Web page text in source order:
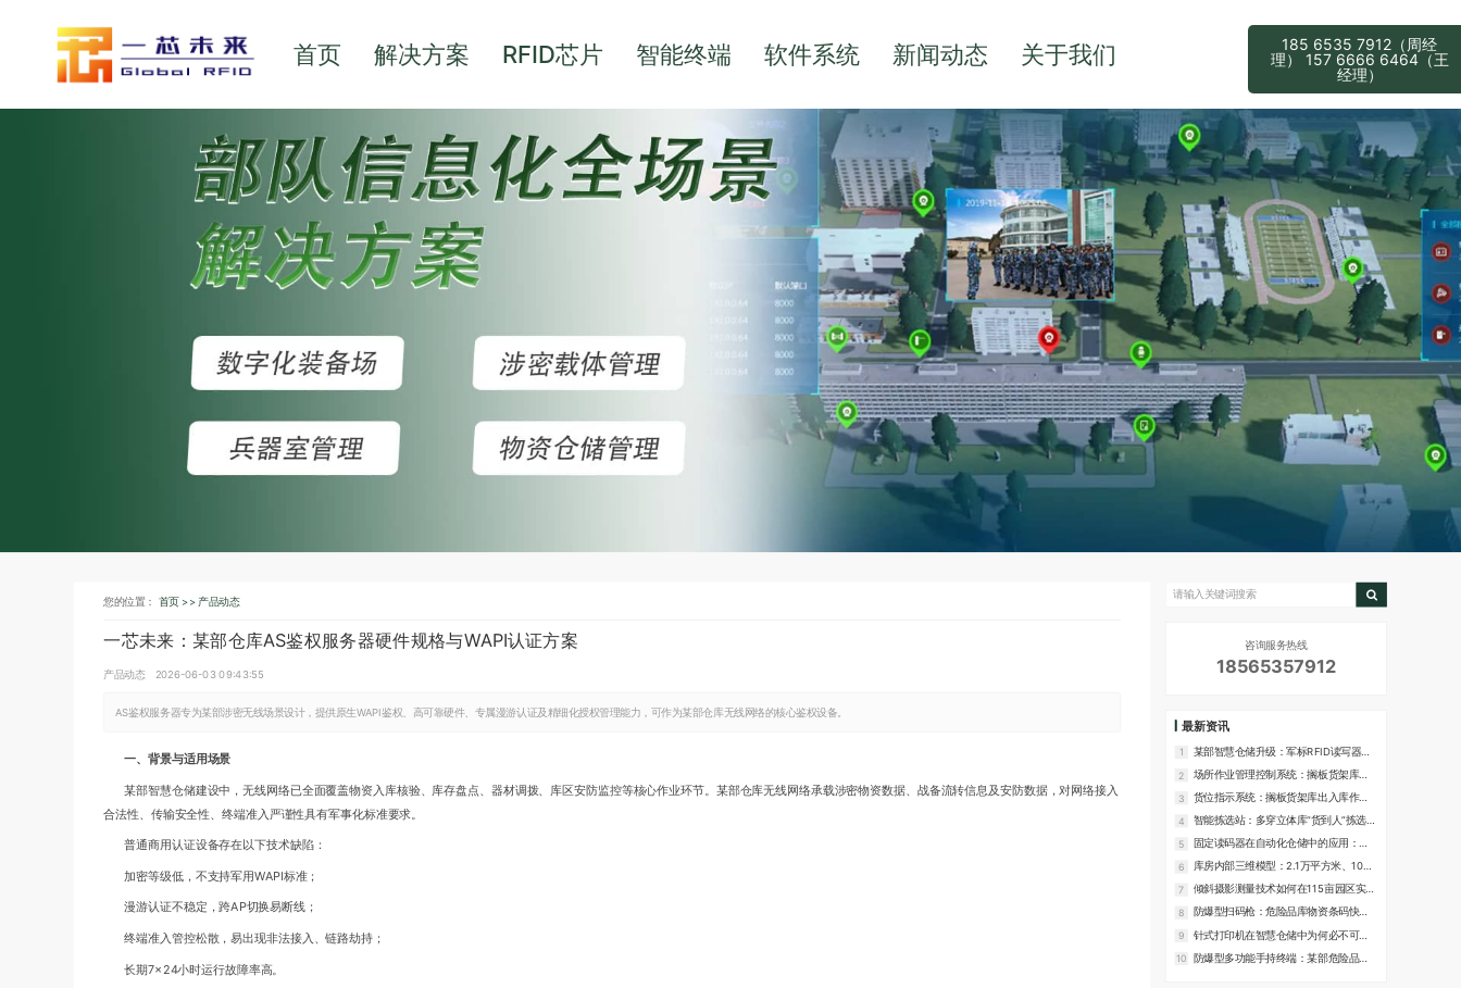
185 6535 7912（周经
理） 157 6666 6464（王
经理）
首页 解决方案 RFID芯片 智能终端 软件系统 新闻动态 关于我们
您的位置： 首页 >> 产品动态
一芯未来：某部仓库AS鉴权服务器硬件规格与WAPI认证方案
产品动态 2026-06-03 09:43:55
AS鉴权服务器专为某部涉密无线场景设计，提供原生WAPI鉴权、高可靠硬件、专属漫游认证及精细化授权管理能力，可作为某部仓库无线网络的核心鉴权设备。
一、背景与适用场景
某部智慧仓储建设中，无线网络已全面覆盖物资入库核验、库存盘点、器材调拨、库区安防监控等核心作业环节。某部仓库无线网络承载涉密物资数据、战备流转信息及安防数据，对网络接入
合法性、传输安全性、终端准入严谨性具有军事化标准要求。
普通商用认证设备存在以下技术缺陷：
加密等级低，不支持军用WAPI标准；
漫游认证不稳定，跨AP切换易断线；
终端准入管控松散，易出现非法接入、链路劫持；
长期7×24小时运行故障率高。
咨询服务热线
18565357912
最新资讯
1 某部智慧仓储升级：军标RFID读写器落
地应用方案与厂家推荐
2
场所作业管理控制系统：搁板货架库的
轻量化管理平台
3
货位指示系统：搁板货架库出入库作业
的灯光指引方案
4
智能拣选站：多穿立体库“货到人”拣选作
业的核心设备
5
固定读码器在自动化仓储中的应用：料
箱与托盘的自动识读方案
6
库房内部三维模型：2.1万平方米、10个
重点库房的数字化还原方案
7
倾斜摄影测量技术如何在115亩园区实现
高精度三维建模？
8 防爆型扫码枪：危险品库物资条码快速
识读的专用设备
9
针式打印机在智慧仓储中为何必不可
少？24针、1+6复写能力解析
10 防爆型多功能手持终端：某部危险品库